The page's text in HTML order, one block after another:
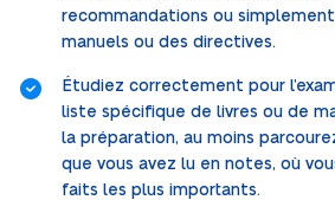
recommandations ou
manuels ou des directives.
Étudiez correctement pour
liste spécifique de livres ou de
la préparation, au moins
que vous avez lu en notes, où
faits les plus importants.